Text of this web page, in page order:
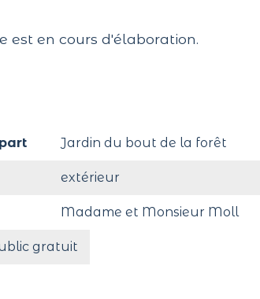
est en cours d'élaboration.
Jardin du bout de la forêt
extérieur
Madame et Monsieur Moll
gratuit